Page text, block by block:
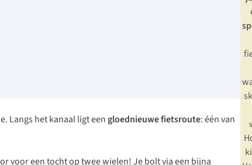
Langs het kanaal ligt een gloednieuwe fietsroute: één van
voor een tocht op twee wielen! Je bolt via een bijna